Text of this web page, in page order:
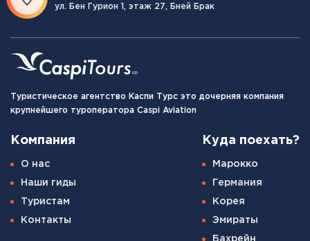
ул. Бен Гурион 1, этаж 27, Бней Брак
Туристическое агентство Каспи Турс это дочерняя компания
крупнейшего туроператора Caspi Aviation
Компания
О нас
Наши гиды
Туристам
Контакты
Куда поехать?
Марокко
Германия
Корея
Эмираты
Бахрейн